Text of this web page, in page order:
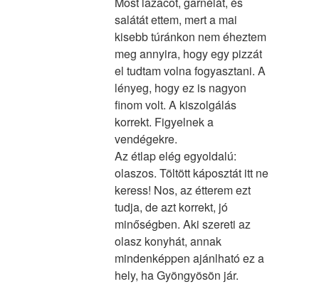
salátát ettem, mert a mai
kisebb túránkon nem éheztem
meg annyira, hogy egy pizzát
el tudtam volna fogyasztani. A
lényeg, hogy ez is nagyon
finom volt. A kiszolgálás
korrekt. Figyelnek a
vendégekre.
Az étlap elég egyoldalú:
olaszos. Töltött káposztát itt ne
keress! Nos, az étterem ezt
tudja, de azt korrekt, jó
minőségben. Aki szereti az
olasz konyhát, annak
mindenképpen ajánlható ez a
hely, ha Gyöngyösön jár.